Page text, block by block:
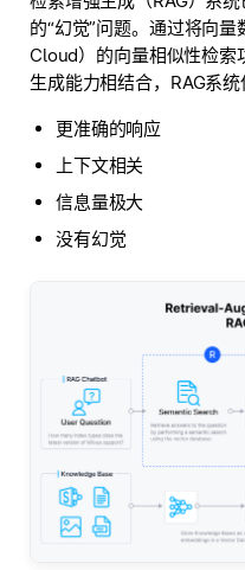
的“幻觉”问题。通过将向
Cloud）的向量相似性检索
生成能力相结合，RAG系统
更准确的响应
上下文相关
信息量极大
没有幻觉